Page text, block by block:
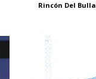
Rincón Del Bulla